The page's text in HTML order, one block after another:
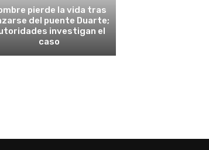
pierde la vida tras
del puente Duarte;
investigan el
caso